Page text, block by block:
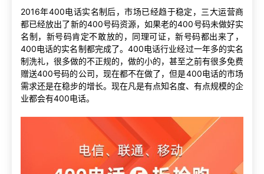
2016年400电话实名制后，市场已经趋于稳定，三大运营商
都已经放出了新的400号码资源，如果老的400号码未做好实
名制，新号码肯定不敢放的，同理可证，新号码都出来了，
400电话的实名制都完成了。400电话行业经过一年多的实名
制洗礼，很多做的不正规的，做的小的，甚至之前有很多免费
赠送400号码的公司，现在都不在做了，但是400电话的市场
需求还是在稳步的增长。现在凡是有点知名度、有点规模的企
业都会有400电话。